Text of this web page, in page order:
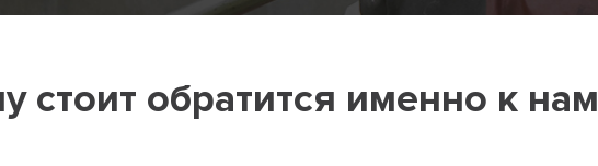
стоит обратится именно к нам